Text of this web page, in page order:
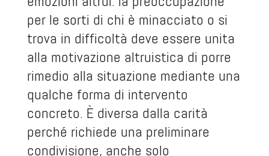
per le sorti di chi è minacciato o si
trova in difficoltà deve essere unita
alla motivazione altruistica di porre
rimedio alla situazione mediante una
qualche forma di intervento
concreto. È diversa dalla carità
perché richiede una preliminare
condivisione, anche solo